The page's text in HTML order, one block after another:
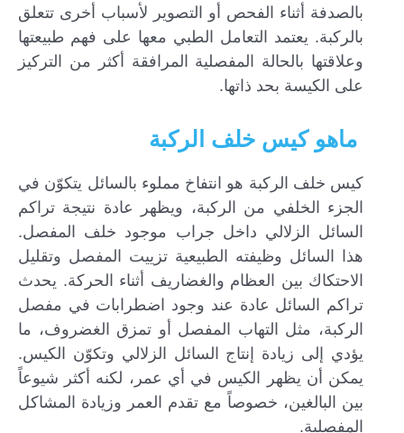
بالصدفة أثناء الفحص أو التصوير لأسباب أخرى تتعلق
بالركبة. يعتمد التعامل الطبي معها على فهم طبيعتها
وعلاقتها بالحالة المفصلية المرافقة أكثر من التركيز
على الكيسة بحد ذاتها.
ماهو كيس خلف الركبة
كيس خلف الركبة هو انتفاخ مملوء بالسائل يتكوّن في
الجزء الخلفي من الركبة، ويظهر عادة نتيجة تراكم
السائل الزلالي داخل جراب موجود خلف المفصل.
هذا السائل وظيفته الطبيعية تزييت المفصل وتقليل
الاحتكاك بين العظام والغضاريف أثناء الحركة. يحدث
تراكم السائل عادة عند وجود اضطرابات في مفصل
الركبة، مثل التهاب المفصل أو تمزق الغضروف، ما
يؤدي إلى زيادة إنتاج السائل الزلالي وتكوّن الكيس.
يمكن أن يظهر الكيس في أي عمر، لكنه أكثر شيوعاً
بين البالغين، خصوصاً مع تقدم العمر وزيادة المشاكل
المفصلية.